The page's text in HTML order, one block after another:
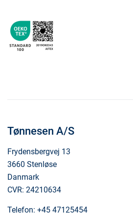
Tønnesen A/S
Frydensbergvej 13
3660 Stenløse
Danmark
CVR: 24210634
Telefon: +45 47125454